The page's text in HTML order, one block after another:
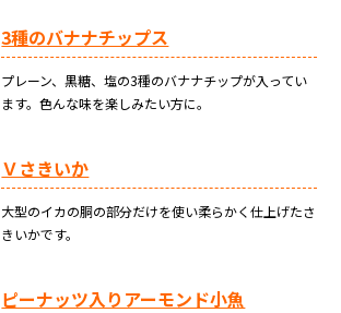
3種のバナナチップス
プレーン、黒糖、塩の3種のバナナチップが入ってい
ます。色んな味を楽しみたい方に。
Ｖさきいか
大型のイカの胴の部分だけを使い柔らかく仕上げたさ
きいかです。
ピーナッツ入りアーモンド小魚